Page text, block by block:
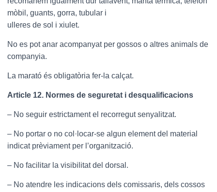
mòbil, guants, gorra, tubular i
ulleres de sol i xiulet.
No es pot anar acompanyat per gossos o altres animals de
companyia.
La marató és obligatòria fer-la calçat.
Article 12. Normes de seguretat i desqualificacions
– No seguir estrictament el recorregut senyalitzat.
– No portar o no col·locar-se algun element del material
indicat prèviament per l’organització.
– No facilitar la visibilitat del dorsal.
– No atendre les indicacions dels comissaris, dels cossos